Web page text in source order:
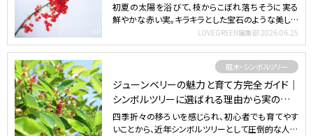
初夏の太陽を浴びて、枝からこぼれ落ちそうに実る
鮮やかな赤い実。キラキラとした宝石のような美しさ
LOVEGREEN編集部 2026.06.25
庭木・シンボルツリー
ジューンベリーの魅力と育て方完全ガイド｜
シンボルツリーに選ばれる理由から実の楽し
み方まで
四季折々の移ろいを感じられ、初心者でも育てやす
いことから、近年シンボルツリーとして圧倒的な人気